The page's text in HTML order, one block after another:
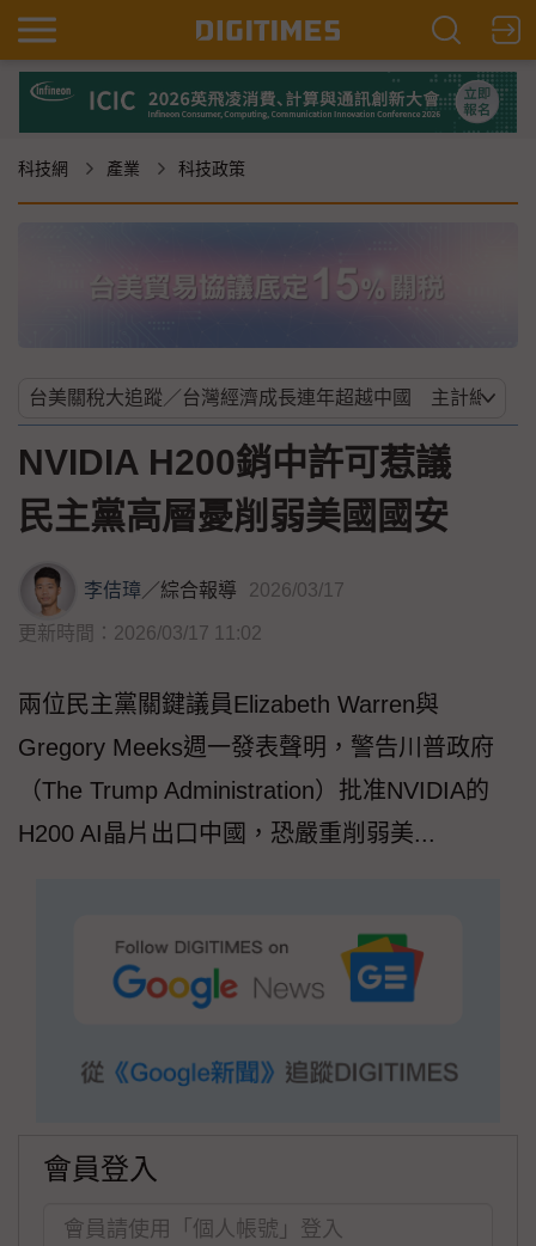
科技網 產業 科技政策
NVIDIA H200銷中許可惹議
民主黨高層憂削弱美國國安
李佶璋／綜合報導 2026/03/17
更新時間：2026/03/17 11:02
兩位民主黨關鍵議員Elizabeth Warren與
Gregory Meeks週一發表聲明，警告川普政府
（The Trump Administration）批准NVIDIA的
H200 AI晶片出口中國，恐嚴重削弱美...
會員登入